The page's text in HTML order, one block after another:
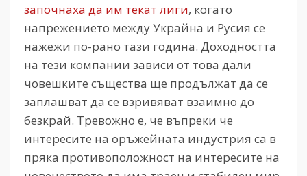
започнаха да им текат лиги, когато
напрежението между Украйна и Русия се
нажежи по-рано тази година. Доходността
на тези компании зависи от това дали
човешките същества ще продължат да се
заплашват да се взривяват взаимно до
безкрай. Тревожно е, че въпреки че
интересите на оръжейната индустрия са в
пряка противоположност на интересите на